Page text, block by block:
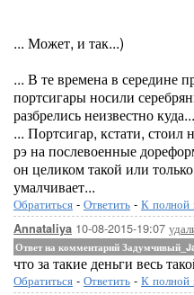
... Может, и так...)
... В те времена в середине
портсигары носили
разбрелись неизвестно
... Портсигар, кстати, стоил
рэ на послевоенные
он целиком такой или
умалчивает...
Обратиться - Ответить - К полной
Annataliya 10-08-2015-19:07
Ответ на комментарий
что за такие деньги весь
Обратиться - Ответить - К полной